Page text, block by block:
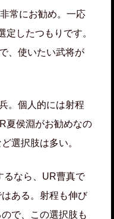
常にお勧め。一応
したつもりです。
、使いたい武将が
。個人的には射程
夏侯淵がお勧めなの
選択肢は多い。
なら、UR曹真で
ある。射程も伸び
で、この選択肢も